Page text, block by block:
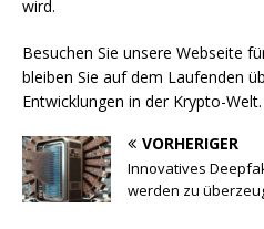
wird.
Besuchen Sie unsere Webseite
bleiben Sie auf dem Laufenden
Entwicklungen in der Krypto-Welt.
VORHERIGER
Innovatives
werden zu